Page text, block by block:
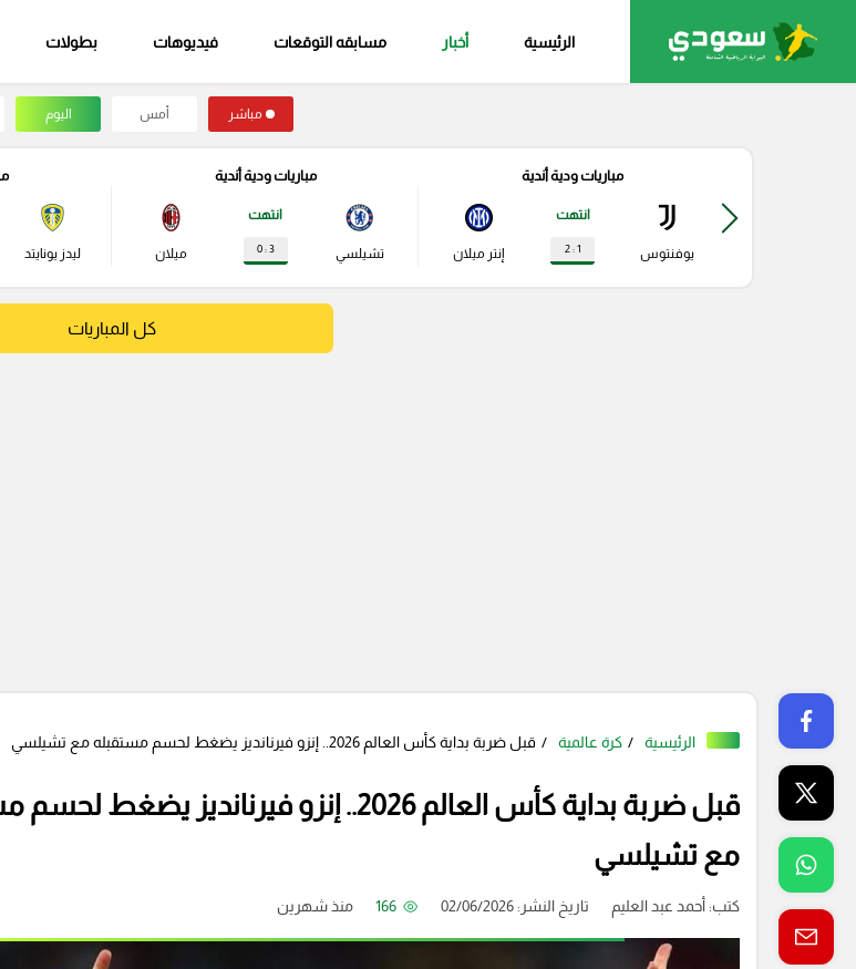
الرئيسية أخبار مسابقه التوقعات فيديوهات بطولات
مباشر أمس اليوم
مباريات ودية أندية
يوفنتوس
انتهت
1 : 2 إنتر ميلان
مباريات ودية أندية
تشيلسي
انتهت
3 : 0 ميلان ليدز يونايتد
كل المباريات
الرئيسية كرة عالمية قبل ضربة بداية كأس العالم 2026.. إنزو فيرنانديز يضغط لحسم مستقبله مع تشيلسي
قبل ضربة بداية كأس العالم 2026.. إنزو فيرنانديز
مع تشيلسي
كتب:أحمد عبد العليم تاريخ النشر: 02/06/2026 166 منذ شهرين